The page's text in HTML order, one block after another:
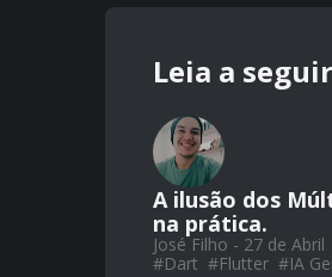
Leia a seguir
A ilusão dos
na prática.
José Filho - 27 de Abril
#Dart #Flutter #IA